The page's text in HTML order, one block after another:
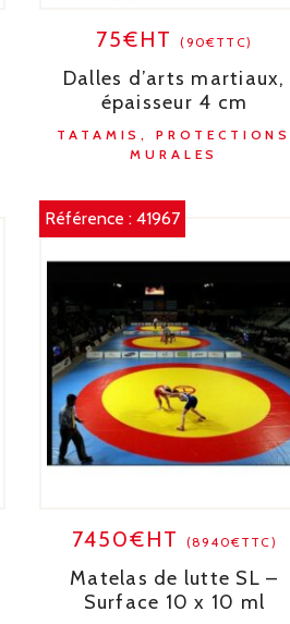
75€HT(90€TTC)
Dalles d’arts martiaux,
épaisseur 4 cm
TATAMIS, PROTECTIONS
MURALES
Référence : 41967
7450€HT (8940€TTC)
Matelas de lutte SL –
Surface 10 x 10 ml